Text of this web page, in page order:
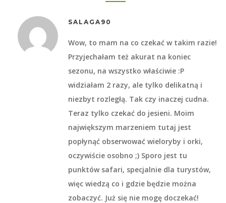
SALAGA90
Wow, to mam na co czekać w takim razie!
Przyjechałam też akurat na koniec
sezonu, na wszystko właściwie :P
widziałam 2 razy, ale tylko delikatną i
niezbyt rozległą. Tak czy inaczej cudna.
Teraz tylko czekać do jesieni. Moim
największym marzeniem tutaj jest
popłynąć obserwować wieloryby i orki,
oczywiście osobno ;) Sporo jest tu
punktów safari, specjalnie dla turystów,
więc wiedzą co i gdzie będzie można
zobaczyć. Już się nie mogę doczekać!